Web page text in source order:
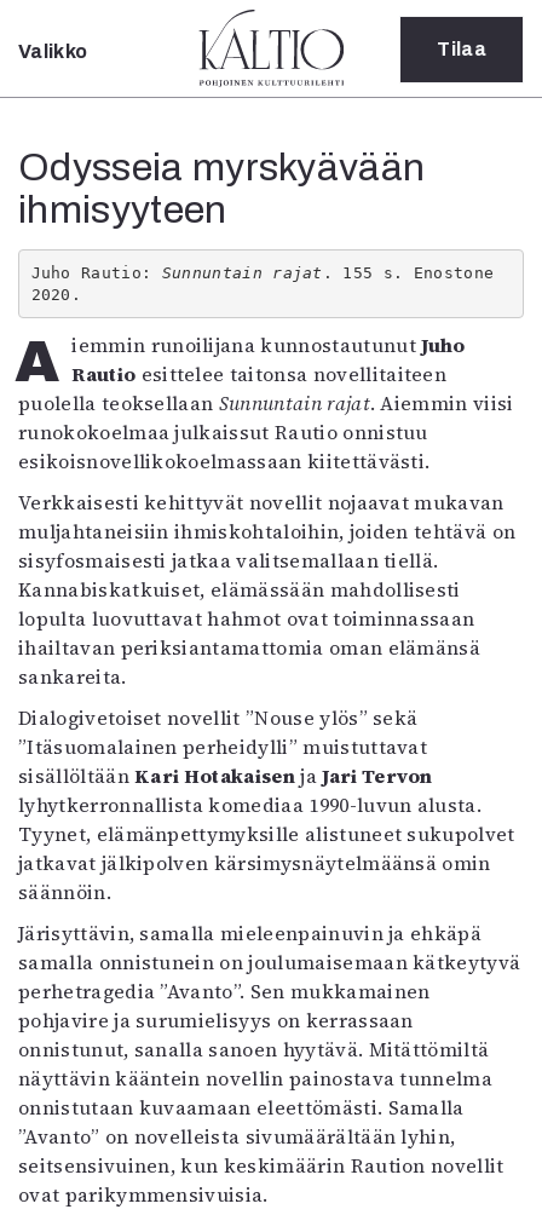
Sulje
Verkkoartikkeli
Tanssi
Sarjakuva
Sámegillii
Pääkirjoitus
Paperilehdestä
Oulu2026
Näyttelyt
Musiikki
Levyt
Kuvataide
Kirjat
In English
Esitystaide
Arkisto
4/2026
2–3/2026
1/2026
6/2025
5/2025 saame
Info
Tilaus ja irtonumerot
Yhteistyössä
Toimitus
Mediatiedot
Kaltio ry
Valikko Tilaa
Odysseia myrskyävään
ihmisyyteen
Juho Rautio: Sunnuntain rajat . 155 s. Enostone
2020.
Aiemmin runoilijana kunnostautunutJuho
Rautio esittelee taitonsa novellitaiteen
puolella teoksellaan Sunnuntain rajat. Aiemmin viisi
runokokoelmaa julkaissut Rautio onnistuu
esikoisnovellikokoelmassaan kiitettävästi.
Verkkaisesti kehittyvät novellit nojaavat mukavan
muljahtaneisiin ihmiskohtaloihin, joiden tehtävä on
sisyfosmaisesti jatkaa valitsemallaan tiellä.
Kannabiskatkuiset, elämässään mahdollisesti
lopulta luovuttavat hahmot ovat toiminnassaan
ihailtavan periksiantamattomia oman elämänsä
sankareita.
Dialogivetoiset novellit ”Nouse ylös” sekä
”Itäsuomalainen perheidylli” muistuttavat
sisällöltäänKari HotakaisenjaJari Tervon
lyhytkerronnallista komediaa 1990-luvun alusta.
Tyynet, elämänpettymyksille alistuneet sukupolvet
jatkavat jälkipolven kärsimysnäytelmäänsä omin
säännöin.
Järisyttävin, samalla mieleenpainuvin ja ehkäpä
samalla onnistunein on joulumaisemaan kätkeytyvä
perhetragedia ”Avanto”. Sen mukkamainen
pohjavire ja surumielisyys on kerrassaan
onnistunut, sanalla sanoen hyytävä. Mitättömiltä
näyttävin kääntein novellin painostava tunnelma
onnistutaan kuvaamaan eleettömästi. Samalla
”Avanto” on novelleista sivumäärältään lyhin,
seitsensivuinen, kun keskimäärin Raution novellit
ovat parikymmensivuisia.